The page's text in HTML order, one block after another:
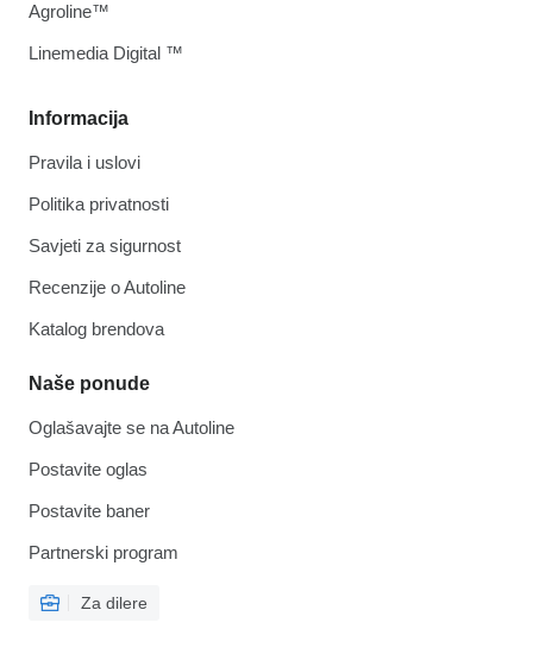
Informacija
Pravila i uslovi
Politika privatnosti
Savjeti za sigurnost
Recenzije o Autoline
Katalog brendova
Naše ponude
Oglašavajte se na Autoline
Postavite oglas
Postavite baner
Partnerski program
Za dilere
Agroline™
Linemedia Digital ™